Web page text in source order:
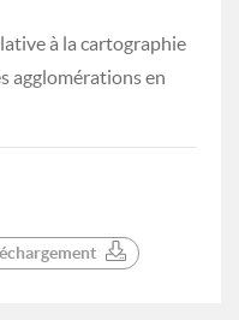
à la cartographie
agglomérations en